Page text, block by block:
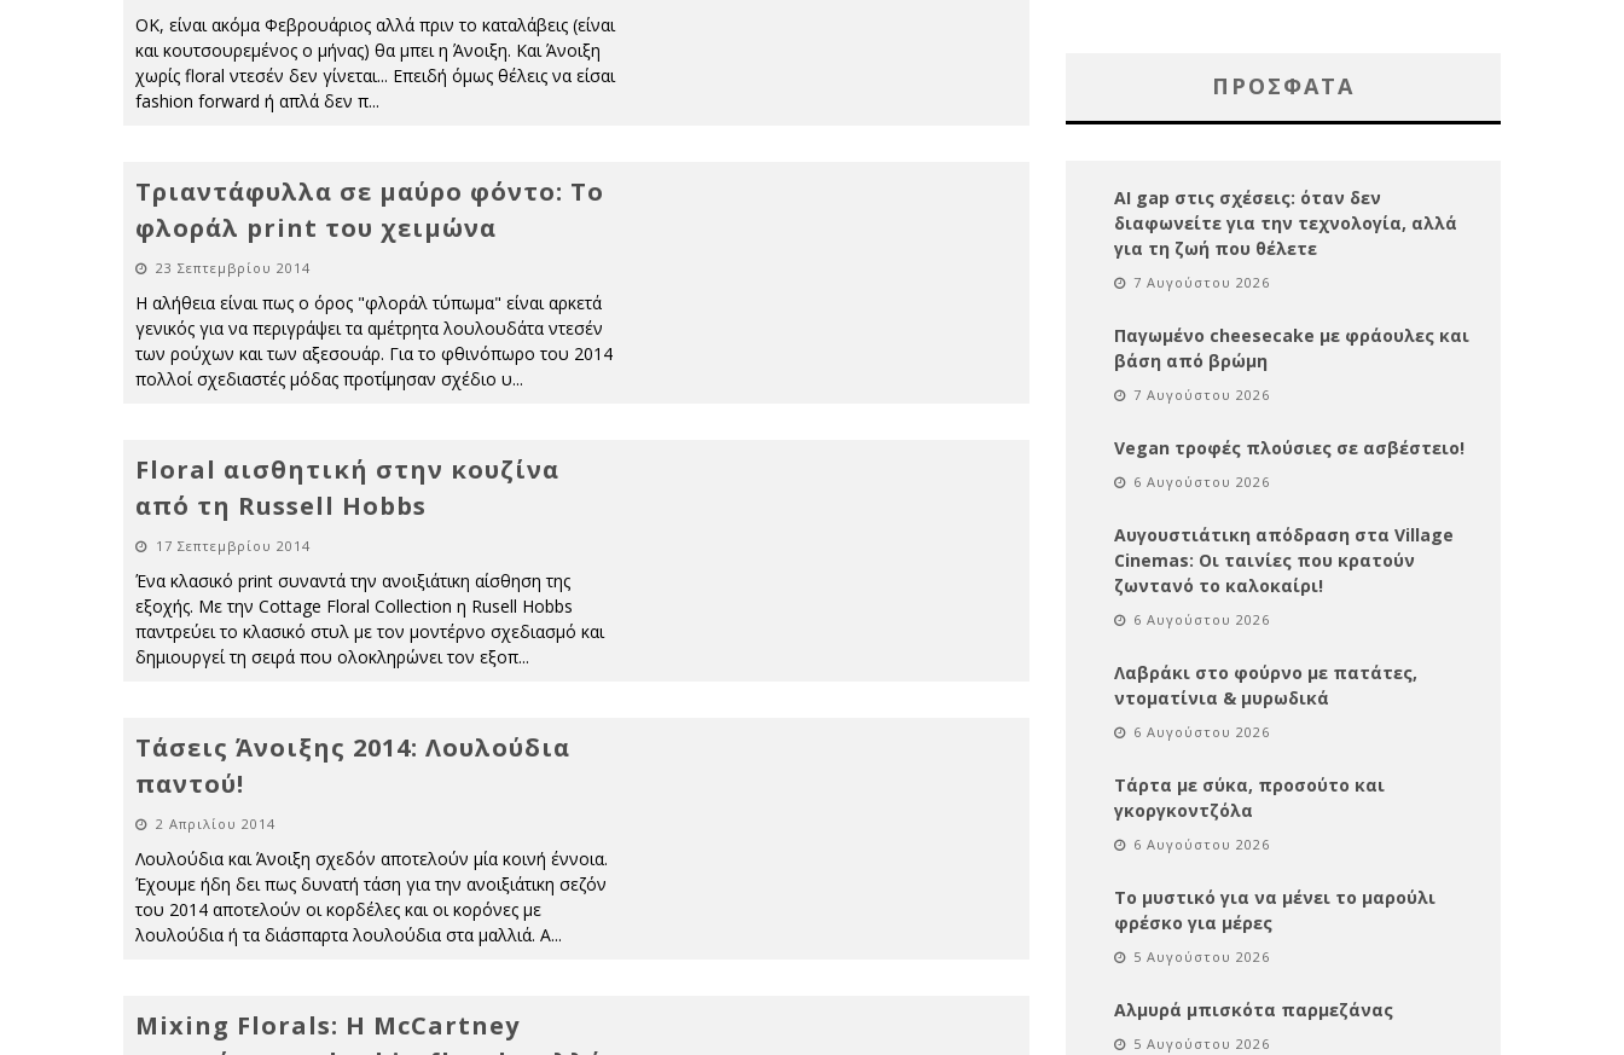
ΟΚ, είναι ακόμα Φεβρουάριος αλλά πριν το καταλάβεις (είναι
και κουτσουρεμένος ο μήνας) θα μπει η Άνοιξη. Και Άνοιξη
χωρίς floral ντεσέν δεν γίνεται... Επειδή όμως θέλεις να είσαι
fashion forward ή απλά δεν π...
Τριαντάφυλλα σε μαύρο φόντο: Το
φλοράλ print του χειμώνα
23 Σεπτεμβρίου 2014
H αλήθεια είναι πως ο όρος "φλοράλ τύπωμα" είναι αρκετά
γενικός για να περιγράψει τα αμέτρητα λουλουδάτα ντεσέν
των ρούχων και των αξεσουάρ. Για το φθινόπωρο του 2014
πολλοί σχεδιαστές μόδας προτίμησαν σχέδιο υ...
Floral αισθητική στην κουζίνα
από τη Russell Hobbs
17 Σεπτεμβρίου 2014
Ένα κλασικό print συναντά την ανοιξιάτικη αίσθηση της
εξοχής. Με την Cottage Floral Collection η Rusell Hobbs
παντρεύει το κλασικό στυλ με τον μοντέρνο σχεδιασμό και
δημιουργεί τη σειρά που ολοκληρώνει τον εξοπ...
Τάσεις Άνοιξης 2014: Λουλούδια
παντού!
2 Απριλίου 2014
Λουλούδια και Άνοιξη σχεδόν αποτελούν μία κοινή έννοια.
Έχουμε ήδη δει πως δυνατή τάση για την ανοιξιάτικη σεζόν
του 2014 αποτελούν οι κορδέλες και οι κορόνες με
λουλούδια ή τα διάσπαρτα λουλούδια στα μαλλιά. Α...
Mixing Florals: H McCartney
ΠΡΌΣΦΑΤΑ
AI gap στις σχέσεις: όταν δεν
διαφωνείτε για την τεχνολογία, αλλά
για τη ζωή που θέλετε
7 Αυγούστου 2026
Παγωμένο cheesecake με φράουλες και
βάση από βρώμη
7 Αυγούστου 2026
Vegan τροφές πλούσιες σε ασβέστειο!
6 Αυγούστου 2026
Αυγουστιάτικη απόδραση στα Village
Cinemas: Οι ταινίες που κρατούν
ζωντανό το καλοκαίρι!
6 Αυγούστου 2026
Λαβράκι στο φούρνο με πατάτες,
ντοματίνια & μυρωδικά
6 Αυγούστου 2026
Τάρτα με σύκα, προσούτο και
γκοργκοντζόλα
6 Αυγούστου 2026
Το μυστικό για να μένει το μαρούλι
φρέσκο για μέρες
5 Αυγούστου 2026
Αλμυρά μπισκότα παρμεζάνας
5 Αυγούστου 2026